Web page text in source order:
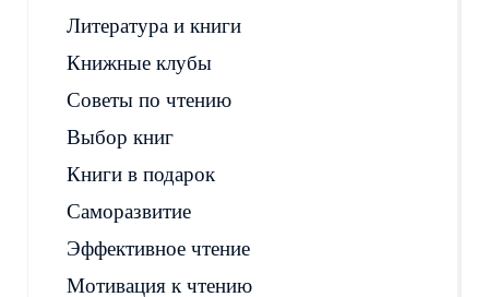
Литература и книги
Книжные клубы
Советы по чтению
Выбор книг
Книги в подарок
Саморазвитие
Эффективное чтение
Мотивация к чтению